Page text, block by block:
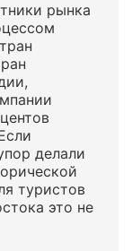
рынка
делали
туристов
это не